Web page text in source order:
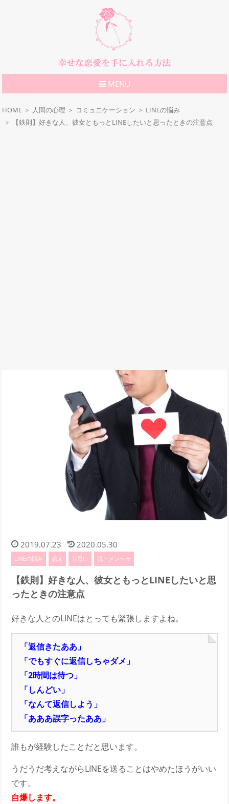
MENU
HOME 人間の心理 コミュニケーション
LINEの悩み
【鉄則】好きな人、彼女ともっとLINEしたいと思ったときの注意点
2019.07.23 2020.05.30
LINEの悩み 恋人 片思い 脱・メンヘラ
【鉄則】好きな人、彼女ともっとLINEしたいと思
ったときの注意点
好きな人とのLINEはとっても緊張しますよね。
「返信きたああ」
「でもすぐに返信しちゃダメ」
「2時間は待つ」
「しんどい」
「なんて返信しよう」
「あああ誤字ったああ」
誰もが経験したことだと思います。
うだうだ考えながらLINEを送ることはやめたほうがいい
です。
自爆します。